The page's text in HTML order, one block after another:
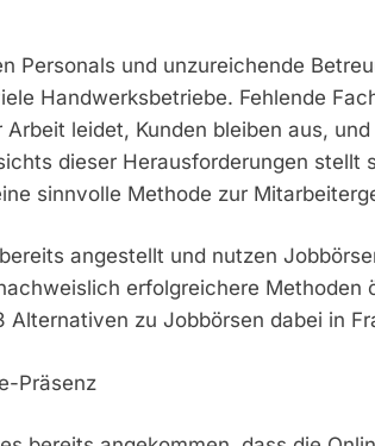
Personals und unzureichende
Handwerksbetriebe. Fehlende
leidet, Kunden bleiben aus,
dieser Herausforderungen stellt
sinnvolle Methode zur
angestellt und nutzen
erfolgreichere Methoden
Alternativen zu Jobbörsen dabei in
Präsenz